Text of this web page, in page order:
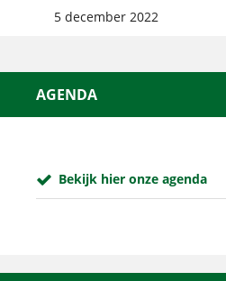
5 december 2022
AGENDA
Bekijk hier onze agenda